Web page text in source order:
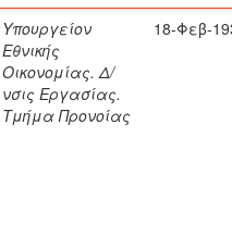
Υπουργείον
Εθνικής
Οικονομίας. Δ/
νσις Εργασίας.
Τμήμα Προνοίας
18-Φεβ-